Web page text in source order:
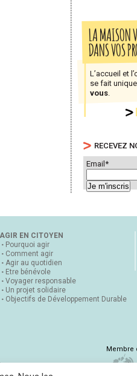
LA MAISON
DANS VOS
L’accueil et
se fait
vous
RECEVEZ
Email*
AGIR EN CITOYEN
Pourquoi agir
Comment agir
Agir au quotidien
Etre bénévole
Voyager responsable
Un projet solidaire
Objectifs de Développement Durable
Membre